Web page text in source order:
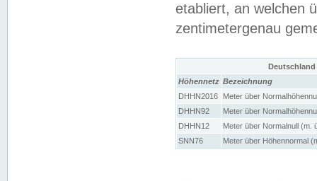
etabliert, an welchen
zentimetergenau
Höhennetz Bezeichnung
DHHN2016
Meter über
DHHN92
Meter über
DHHN12
Meter über Normalnull (m.
SNN76
Meter über Höhennormal